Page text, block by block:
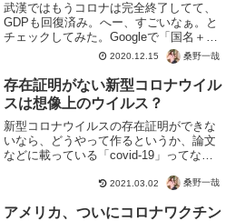
武漢ではもうコロナは完全終了してて、
GDPも回復済み。へー、すごいなぁ。と
チェックしてみた。Googleで「国名＋コ
ロナ」で検索すると感染者数と死亡者数
の統計がでます。そしたらすごいのが、
「死者数」がグレーになって選択すらで
きない・・・もは...
2020.12.15 桑野一哉
存在証明がない新型コロナウイル
スは想像上のウイルス？
新型コロナウイルスの存在証明ができな
いなら、どうやって作るというか、論文
などに載っている「covid-19」ってなん
です。結論としては、シミュレーション
か。２１塩基のRN...
2021.03.02 桑野一哉
アメリカ、ついにコロナワクチン